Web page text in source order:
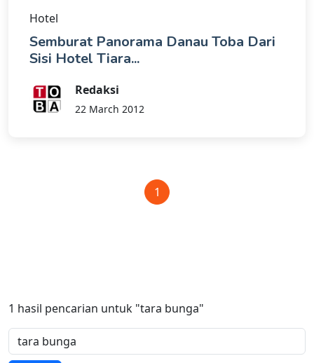
Hotel
Semburat Panorama Danau Toba Dari
Sisi Hotel Tiara...
Redaksi
22 March 2012
1
1 hasil pencarian untuk "tara bunga"